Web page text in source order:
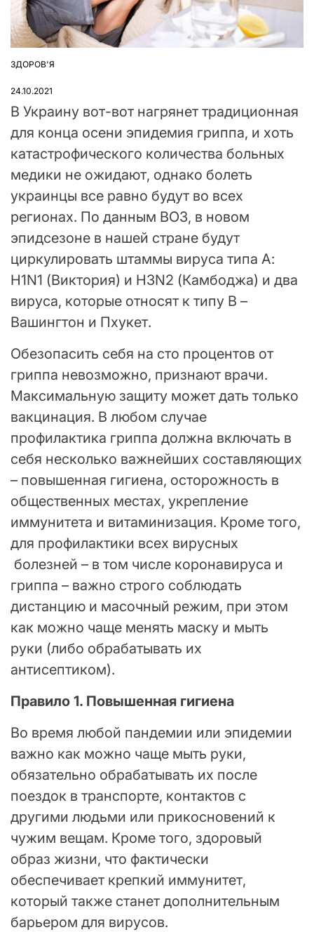
ОПУБЛІКУВАТИ
ЗДОРОВ'Я
24.10.2021
В Украину вот-вот нагрянет традиционная
для конца осени эпидемия гриппа, и хоть
катастрофического количества больных
медики не ожидают, однако болеть
украинцы все равно будут во всех
регионах. По данным ВОЗ, в новом
эпидсезоне в нашей стране будут
циркулировать штаммы вируса типа А:
H1N1 (Виктория) и H3N2 (Камбоджа) и два
вируса, которые относят к типу В –
Вашингтон и Пхукет.
Обезопасить себя на сто процентов от
гриппа невозможно, признают врачи.
Максимальную защиту может дать только
вакцинация. В любом случае
профилактика гриппа должна включать в
себя несколько важнейших составляющих
– повышенная гигиена, осторожность в
общественных местах, укрепление
иммунитета и витаминизация. Кроме того,
для профилактики всех вирусных
болезней – в том числе коронавируса и
гриппа – важно строго соблюдать
дистанцию и масочный режим, при этом
как можно чаще менять маску и мыть
руки (либо обрабатывать их
антисептиком).
Правило 1. Повышенная гигиена
Во время любой пандемии или эпидемии
важно как можно чаще мыть руки,
обязательно обрабатывать их после
поездок в транспорте, контактов с
другими людьми или прикосновений к
чужим вещам. Кроме того, здоровый
образ жизни, что фактически
обеспечивает крепкий иммунитет,
который также станет дополнительным
барьером для вирусов.